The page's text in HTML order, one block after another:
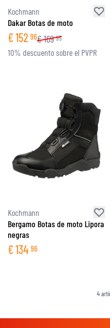
Kochmann
Dakar Botas de moto
€152 96€169 95
10% descuento sobre el PVPR
Kochmann
Bergamo Botas de moto Lipora
negras
€134 96
4